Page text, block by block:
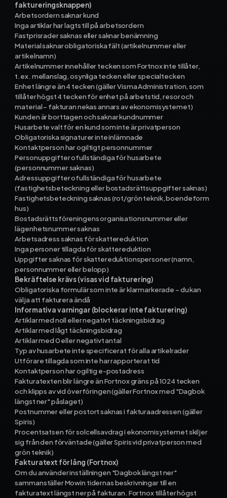
faktureringsknappen)
Arbetsordern saknar kund
Inga artiklar har lagts till på arbetsordern
Fastprisrader saknas eller saknar benämning
Material saknar obligatoriska fält (artikelnummer eller
artikelnamn)
Artikelnummer innehåller tecken som Fortnox inte tillåter,
t.ex. mellanslag, osynliga tecken eller specialtecken
Enhet längre än 4 tecken (gäller Visma Administration, som
tillåter högst 4 tecken för enhet på arbetstid, resor och
material – fakturan nekas annars av ekonomisystemet)
Kunden är borttagen och saknar kundnummer
Husarbete valt för en kund som inte är privatperson
Obligatoriska signaturer inte inlämnade
Kontaktperson har ogiltigt personnummer
Personuppgifter ofullständiga för husarbete
(personnummer saknas)
Adressuppgifter ofullständiga för husarbete
(fastighetsbeteckning eller bostadsrättsuppgifter saknas)
Fastighetsbeteckning saknas (rot/grön teknik, boendeform
hus)
Bostadsrättsföreningens organisationsnummer eller
lägenhetsnummer saknas
Arbetsadress saknas för skattereduktion
Inga personer tillagda för skattereduktion
Uppgifter saknas för skattereduktionspersoner (namn,
personnummer eller belopp)
Bekräftelse krävs (visas vid fakturering)
Obligatoriska formulär som inte är klarmarkerade – du kan
välja att fakturera ändå
Informativa varningar (blockerar inte fakturering)
Artiklar med noll eller negativt täckningsbidrag
Artiklar med lågt täckningsbidrag
Artiklar med 0 eller negativt antal
Typ av husarbete inte specificerat för alla artikelrader
Utförare tillagda som inte har rapporterat tid
Kontaktperson har ogiltig e-postadress
Fakturatexten blir längre än Fortnox gräns på 1024 tecken
och klipps av vid överföringen (gäller Fortnox med "Dagbok
längst ner" påslaget)
Postnummer eller postort saknas i fakturaadressen (gäller
Spiris)
Procentsatsen för solcellsavdrag i ekonomisystemet skiljer
sig från den förväntade (gäller Spiris vid privatperson med
grön teknik)
Fakturatext för lång (Fortnox)
Om du använder inställningen "Dagbok längst ner"
sammanställer Mowin tidernas beskrivningar till en
fakturatext längst ner på fakturan. Fortnox tillåter högst